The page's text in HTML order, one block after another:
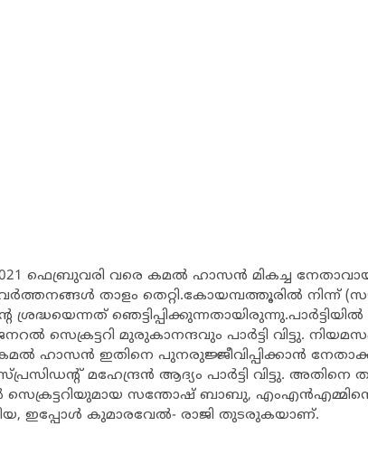
ഫെബ്രുവരി വരെ കമല്‍ ഹാസന്‍ മികച്ച
താളം തെറ്റി.കോയമ്പത്തൂരില്‍ നിന്ന്
സെക്രട്ടറി മുരുകാനന്ദവും പാര്‍ട്ടി വിട്ടു.
ഹാസന്‍ ഇതിനെ പുനരുജ്ജീവിപ്പിക്കാന്‍
മഹേന്ദ്രന്‍ ആദ്യം പാര്‍ട്ടി വിട്ടു. അതിനെ
സന്തോഷ് ബാബു, എംഎന്‍എമ്മിന്‍റെ
ഇപ്പോള്‍ കുമാരവേല്‍- രാജി തുടരുകയാണ്.